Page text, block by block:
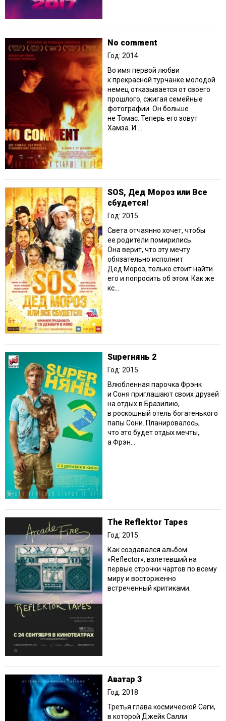
No comment
Год: 2014
Во имя первой любви
к прекрасной турчанке молодой
немец отказывается от своего
прошлого, сжигая семейные
фотографии. Он больше
не Томас. Теперь его зовут
Хамза. И ...
SOS, Дед Мороз или Все
сбудется!
Год: 2015
Света отчаянно хочет, чтобы
ее родители помирились.
Она верит, что эту мечту
обязательно исполнит
Дед Мороз, только стоит найти
его и попросить об этом. Как же
кс...
Superнянь 2
Год: 2015
Влюбленная парочка Фрэнк
и Соня приглашают своих друзей
на отдых в Бразилию,
в роскошный отель богатенького
папы Сони. Планировалось,
что это будет отдых мечты,
а Фрэн...
The Reflektor Tapes
Год: 2015
Как создавался альбом
«Reflector», взлетевший на
первые строчки чартов по всему
миру и восторженно
встреченный критиками.
Аватар 3
Год: 2018
Третья глава космической Саги,
в которой Джейк Салли